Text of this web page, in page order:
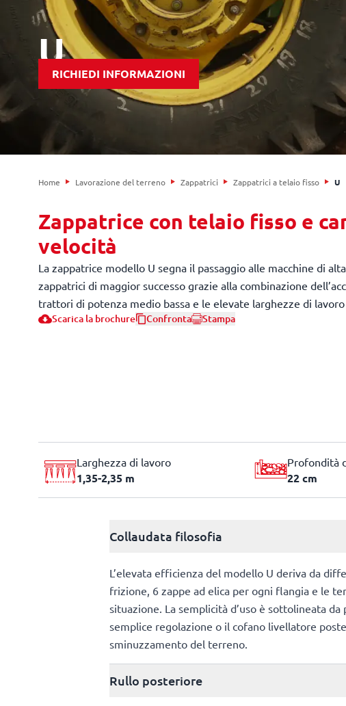
URICHIEDI INFORMAZIONI
Home Lavorazione del terreno Zappatrici Zappatrici a telaio fisso U
Zappatrice con telaio fisso e
velocità
La zappatrice modello U segna il passaggio alle macchine di
zappatrici di maggior successo grazie alla combinazione
trattori di potenza medio bassa e le elevate larghezze di lavoro
Scarica la brochure Confronta Stampa
Larghezza di lavoro
1,35-2,35 m
Profondità
22 cm
Collaudata filosofia
L’elevata efficienza del modello U deriva da
frizione, 6 zappe ad elica per ogni flangia e le
situazione. La semplicità d’uso è sottolineata
semplice regolazione o il cofano livellatore
sminuzzamento del terreno.
Rullo posteriore